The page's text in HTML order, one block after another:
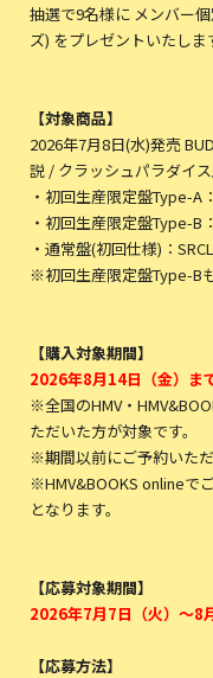
抽選で9名様に メンバー
ズ) をプレゼントいたしま
【対象商品】
2026年7月8日(水)発売
説 / クラッシュパラダイス
・初回生産限定盤Type-A
・初回生産限定盤Type-B
・通常盤(初回仕様)：
※初回生産限定盤Type-B
【購入対象期間】
2026年8月14日（金）ま
※全国のHMV・
ただいた方が対象です。
※期間以前にご予約いた
※HMV&BOOKS onlineで
となります。
【応募対象期間】
2026年7月7日（火）～8
【応募方法】